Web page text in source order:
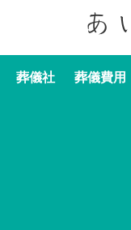
葬儀社 葬儀費用